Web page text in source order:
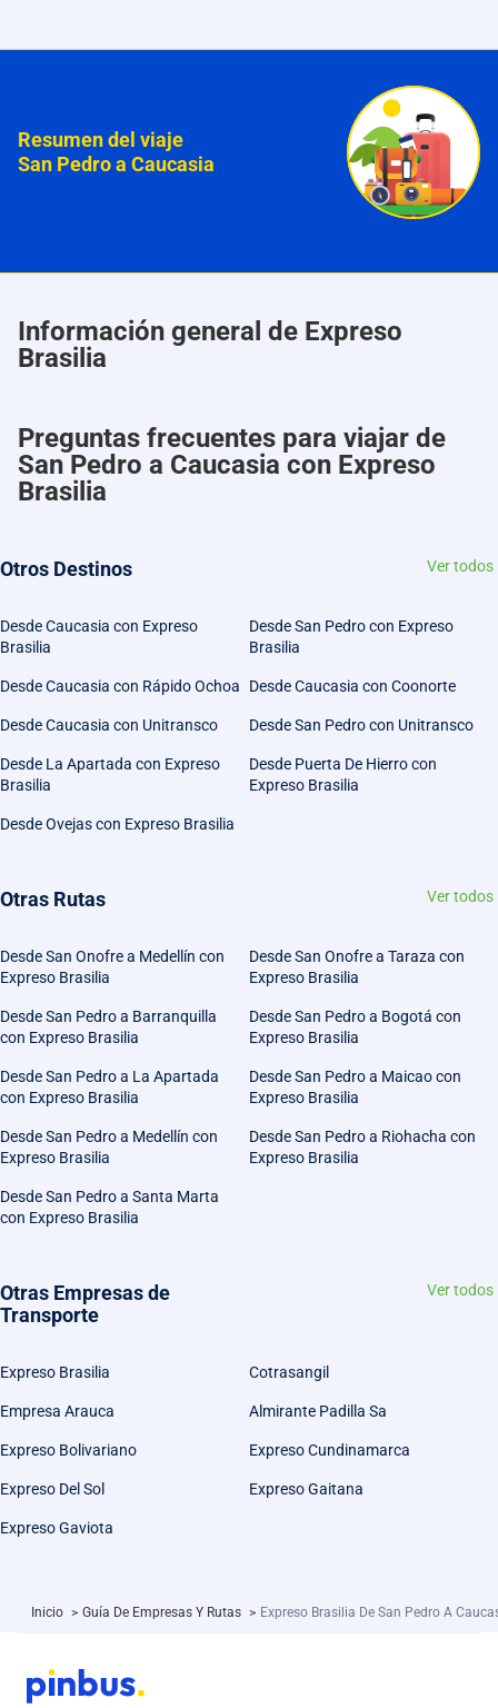
Resumen del viaje
San Pedro a Caucasia
Información general de Expreso
Brasilia
Preguntas frecuentes para viajar de
San Pedro a Caucasia con Expreso
Brasilia
Otros Destinos Ver todos
Desde Caucasia con Expreso
Brasilia
Desde San Pedro con Expreso
Brasilia
Desde Caucasia con Rápido Ochoa Desde Caucasia con Coonorte
Desde Caucasia con Unitransco Desde San Pedro con Unitransco
Desde La Apartada con Expreso
Brasilia
Desde Puerta De Hierro con
Expreso Brasilia
Desde Ovejas con Expreso Brasilia
Otras Rutas Ver todos
Desde San Onofre a Medellín con
Expreso Brasilia
Desde San Onofre a Taraza con
Expreso Brasilia
Desde San Pedro a Barranquilla
con Expreso Brasilia
Desde San Pedro a Bogotá con
Expreso Brasilia
Desde San Pedro a La Apartada
con Expreso Brasilia
Desde San Pedro a Maicao con
Expreso Brasilia
Desde San Pedro a Medellín con
Expreso Brasilia
Desde San Pedro a Riohacha con
Expreso Brasilia
Desde San Pedro a Santa Marta
con Expreso Brasilia
Otras Empresas de
Transporte
Ver todos
Expreso Brasilia Cotrasangil
Empresa Arauca Almirante Padilla Sa
Expreso Bolivariano Expreso Cundinamarca
Expreso Del Sol Expreso Gaitana
Expreso Gaviota
Inicio > Guía De Empresas Y Rutas > Expreso Brasilia De San Pedro A